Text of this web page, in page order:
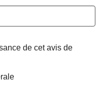
de cet avis de